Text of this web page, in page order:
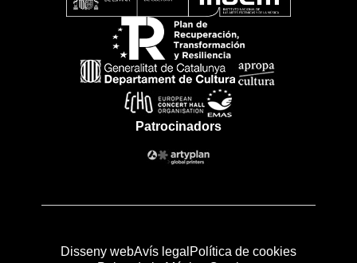
Patrocinadors
Disseny webAvís legal Política de cookies